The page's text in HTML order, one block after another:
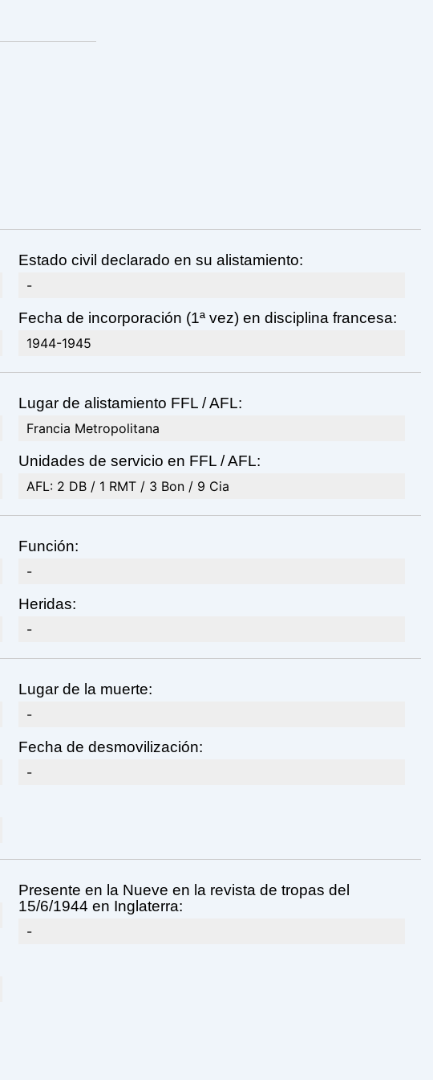
Estado civil declarado en su alistamiento:
-
Fecha de incorporación (1ª vez) en disciplina francesa:
1944-1945
Lugar de alistamiento FFL / AFL:
Francia Metropolitana
Unidades de servicio en FFL / AFL:
AFL: 2 DB / 1 RMT / 3 Bon / 9 Cia
Función:
-
Heridas:
-
Lugar de la muerte:
-
Fecha de desmovilización:
-
Presente en la Nueve en la revista de tropas del
15/6/1944 en Inglaterra:
-